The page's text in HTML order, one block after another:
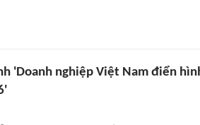
'Doanh nghiệp Việt Nam điển